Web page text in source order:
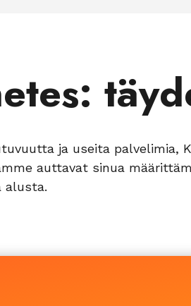
ja useita palvelimia,
auttavat sinua
alusta.